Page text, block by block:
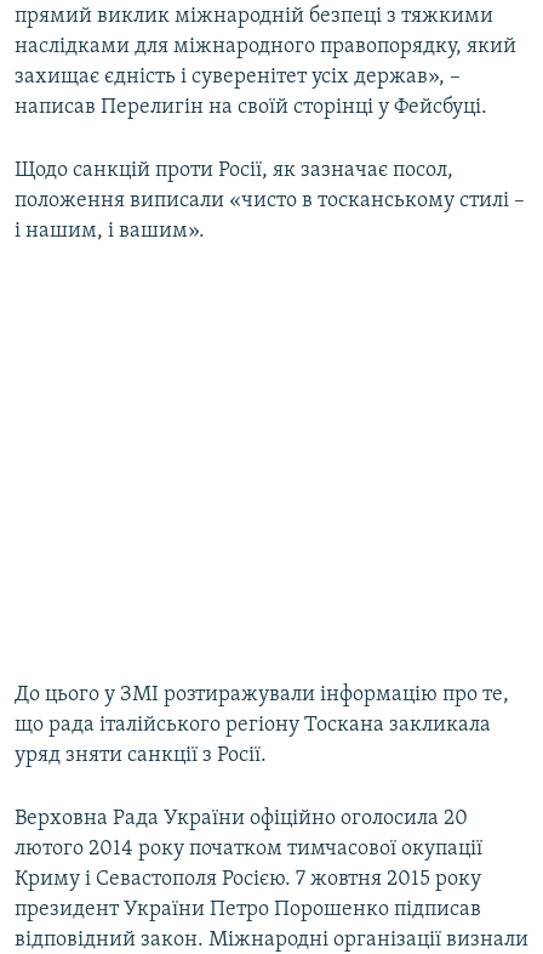
прямий виклик міжнародній безпеці з тяжкими
наслідками для міжнародного правопорядку, який
захищає єдність і суверенітет усіх держав», –
написав Перелигін на своїй сторінці у Фейсбуці.
Щодо санкцій проти Росії, як зазначає посол,
положення виписали «чисто в тосканському стилі –
і нашим, і вашим».
До цього у ЗМІ розтиражували інформацію про те,
що рада італійського регіону Тоскана закликала
уряд зняти санкції з Росії.
Верховна Рада України офіційно оголосила 20
лютого 2014 року початком тимчасової окупації
Криму і Севастополя Росією. 7 жовтня 2015 року
президент України Петро Порошенко підписав
відповідний закон. Міжнародні організації визнали